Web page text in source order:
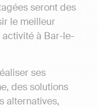
seront des
le meilleur
à Bar-le-
ses
des solutions
alternatives,